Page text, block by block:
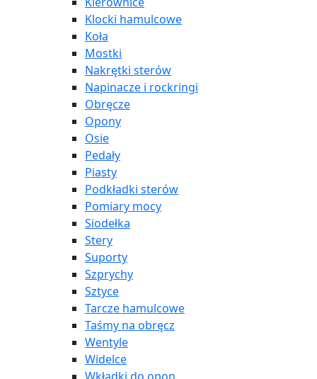
Klocki hamulcowe
Koła
Mostki
Nakrętki sterów
Napinacze i rockringi
Obręcze
Opony
Osie
Pedały
Piasty
Podkładki sterów
Pomiary mocy
Siodełka
Stery
Suporty
Szprychy
Sztyce
Tarcze hamulcowe
Taśmy na obręcz
Wentyle
Widelce